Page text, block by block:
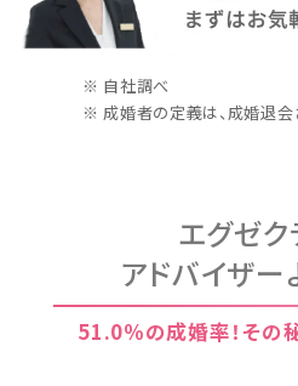
※ 自社調べ
※ 成婚者の定義は、成婚退会
エグゼク
アドバイザー
51.0％の成婚率！その